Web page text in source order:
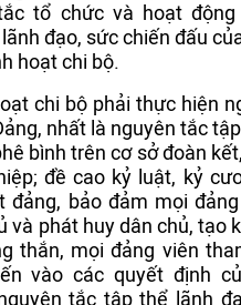
tổ chức và hoạt
đạo, sức chiến đấu
hoạt chi bộ.
chi bộ phải thực hiện
nhất là nguyên tắc
bình trên cơ sở đoàn
đề cao kỷ luật, kỷ
đảng, bảo đảm mọi
và phát huy dân chủ, tạo
thắn, mọi đảng viên
vào các quyết định
tắc tập thể lãnh